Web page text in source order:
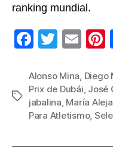
ranking mundial.
F
c
e
b
o
T
tt
er
E
ail
Etiquetas
Alonso Mina, Diego
Prix de Dubái, José
jabalina, María
Para Atletismo,